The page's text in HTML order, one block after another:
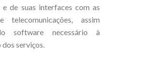
e de suas interfaces com as
telecomunicações, assim
software necessário à
serviços.